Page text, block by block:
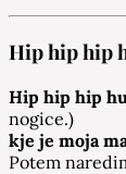
Hip hip hip
Hip hip hip
nogice.)
kje je moja
Potem